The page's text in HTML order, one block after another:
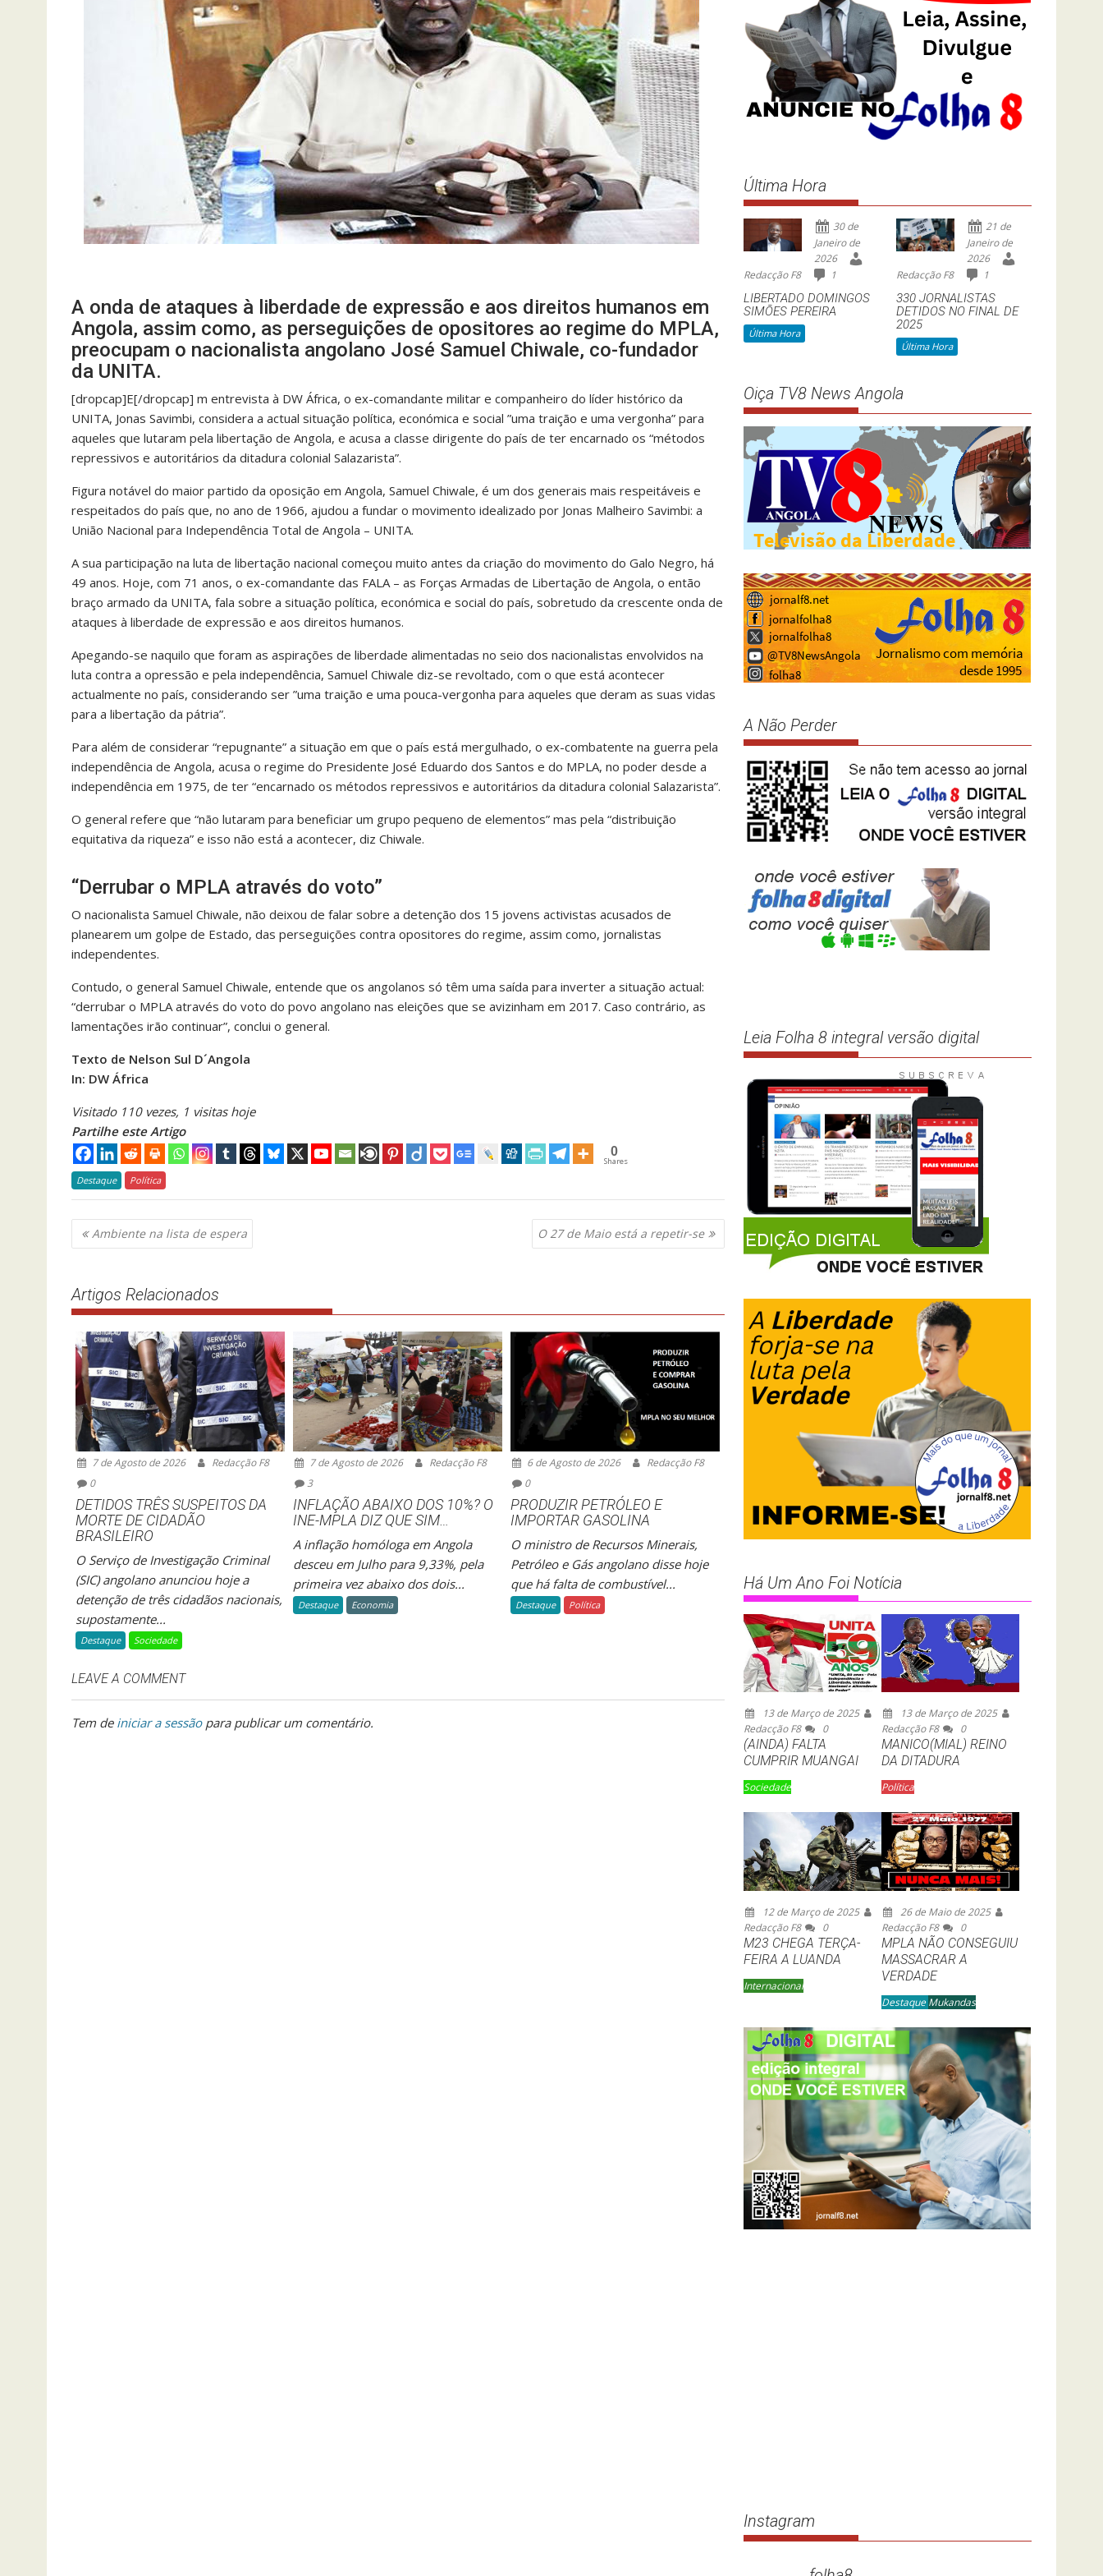
A onda de ataques à liberdade de expressão e aos direitos humanos em
Angola, assim como, as perseguições de opositores ao regime do MPLA,
preocupam o nacionalista angolano José Samuel Chiwale, co-fundador
da UNITA.
[dropcap]E[/dropcap] m entrevista à DW África, o ex-comandante militar e companheiro do líder histórico da
UNITA, Jonas Savimbi, considera a actual situação política, económica e social ”uma traição e uma vergonha” para
aqueles que lutaram pela libertação de Angola, e acusa a classe dirigente do país de ter encarnado os “métodos
repressivos e autoritários da ditadura colonial Salazarista”.
Figura notável do maior partido da oposição em Angola, Samuel Chiwale, é um dos generais mais respeitáveis e
respeitados do país que, no ano de 1966, ajudou a fundar o movimento idealizado por Jonas Malheiro Savimbi: a
União Nacional para Independência Total de Angola – UNITA.
A sua participação na luta de libertação nacional começou muito antes da criação do movimento do Galo Negro, há
49 anos. Hoje, com 71 anos, o ex-comandante das FALA – as Forças Armadas de Libertação de Angola, o então
braço armado da UNITA, fala sobre a situação política, económica e social do país, sobretudo da crescente onda de
ataques à liberdade de expressão e aos direitos humanos.
Apegando-se naquilo que foram as aspirações de liberdade alimentadas no seio dos nacionalistas envolvidos na
luta contra a opressão e pela independência, Samuel Chiwale diz-se revoltado, com o que está acontecer
actualmente no país, considerando ser ”uma traição e uma pouca-vergonha para aqueles que deram as suas vidas
para a libertação da pátria”.
Para além de considerar “repugnante” a situação em que o país está mergulhado, o ex-combatente na guerra pela
independência de Angola, acusa o regime do Presidente José Eduardo dos Santos e do MPLA, no poder desde a
independência em 1975, de ter “encarnado os métodos repressivos e autoritários da ditadura colonial Salazarista”.
O general refere que “não lutaram para beneficiar um grupo pequeno de elementos” mas pela “distribuição
equitativa da riqueza” e isso não está a acontecer, diz Chiwale.
“Derrubar o MPLA através do voto”
O nacionalista Samuel Chiwale, não deixou de falar sobre a detenção dos 15 jovens activistas acusados de
planearem um golpe de Estado, das perseguições contra opositores do regime, assim como, jornalistas
independentes.
Contudo, o general Samuel Chiwale, entende que os angolanos só têm uma saída para inverter a situação actual:
“derrubar o MPLA através do voto do povo angolano nas eleições que se avizinham em 2017. Caso contrário, as
lamentações irão continuar”, conclui o general.
Texto de Nelson Sul D´Angola
In: DW África
Visitado 110 vezes, 1 visitas hoje
Partilhe este Artigo
0
Shares
Destaque Política
Navegação
de
Ambiente na lista de espera O 27 de Maio está a repetir-se
Artigos Relacionados
7 de Agosto de 2026
Redacção F8
0
DETIDOS TRÊS SUSPEITOS DA
MORTE DE CIDADÃO
BRASILEIRO
O Serviço de Investigação Criminal
(SIC) angolano anunciou hoje a
detenção de três cidadãos nacionais,
supostamente...
Destaque Sociedade
7 de Agosto de 2026
Redacção F8
3
INFLAÇÃO ABAIXO DOS 10%? O
INE-MPLA DIZ QUE SIM…
A inflação homóloga em Angola
desceu em Julho para 9,33%, pela
primeira vez abaixo dos dois...
Destaque Economia
6 de Agosto de 2026
Redacção F8
0
PRODUZIR PETRÓLEO E
IMPORTAR GASOLINA
O ministro de Recursos Minerais,
Petróleo e Gás angolano disse hoje
que há falta de combustível...
Destaque Política
LEAVE A COMMENT
Tem de iniciar a sessãopara publicar um comentário.
Última Hora
30 de
Janeiro de
2026
Redacção F8
1
LIBERTADO DOMINGOS
SIMÕES PEREIRA
Última Hora
21 de
Janeiro de
2026
Redacção F8
1
330 JORNALISTAS
DETIDOS NO FINAL DE
2025
Última Hora
Oiça TV8 News Angola
A Não Perder
Leia Folha 8 integral versão digital
Há Um Ano Foi Notícia
13 de Março de 2025
Redacção F8
0
(AINDA) FALTA
CUMPRIR MUANGAI
Sociedade
13 de Março de 2025
Redacção F8
0
MANICO(MIAL) REINO
DA DITADURA
Política
12 de Março de 2025
Redacção F8
0
M23 CHEGA TERÇA-
FEIRA A LUANDA
Internacional
26 de Maio de 2025
Redacção F8
0
MPLA NÃO CONSEGUIU
MASSACRAR A
VERDADE
DestaqueMukandas
Instagram